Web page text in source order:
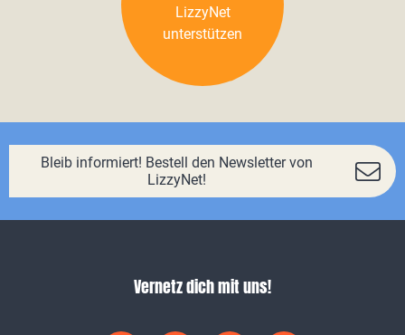
LizzyNet
unterstützen
Bleib informiert! Bestell den Newsletter von
LizzyNet!
Vernetz dich mit uns!